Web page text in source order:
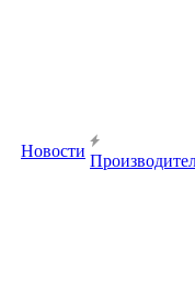
Новости